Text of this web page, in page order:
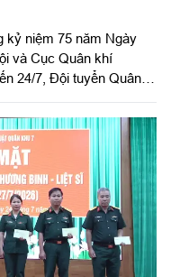
kỷ niệm 75 năm Ngày
và Cục Quân khí
24/7, Đội tuyển Quân